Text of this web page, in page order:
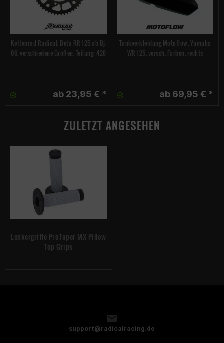
Kettenrad Radical, Beta RR 125 ab Bj.
06, verschiedene Größen, Teilung: 428
ab 23,95 € *
Tankverkleidung Motoflow, Yamaha
WR 125, versch. Farben, rechts
ab 69,95 € *
ZULETZT ANGESEHEN
Lenkergriffe ProTaper MX Pillow
Top Grips
support@radicalracing.de